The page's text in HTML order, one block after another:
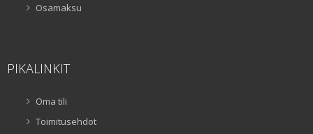
Osamaksu
PIKALINKIT
Oma tili
Toimitusehdot